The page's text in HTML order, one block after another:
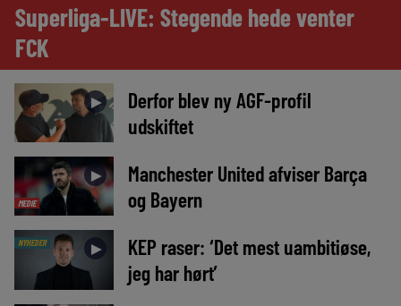
Superliga-LIVE: Stegende hede venter
FCK
►
Derfor blev ny AGF-profil
udskiftet
MEDIE
►
Manchester United afviser Barça
og Bayern
NYHEDER ►
KEP raser: ‘Det mest uambitiøse,
jeg har hørt’